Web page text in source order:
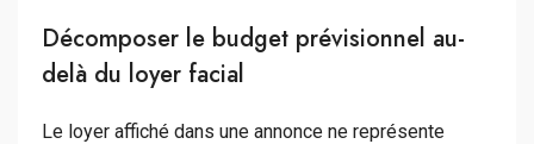
Décomposer le budget prévisionnel au-
delà du loyer facial
Le loyer affiché dans une annonce ne représente